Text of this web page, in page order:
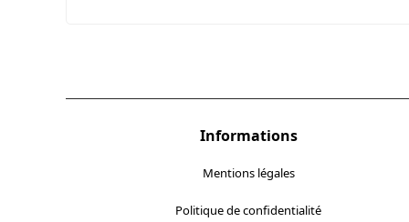
Informations
Mentions légales
Politique de confidentialité